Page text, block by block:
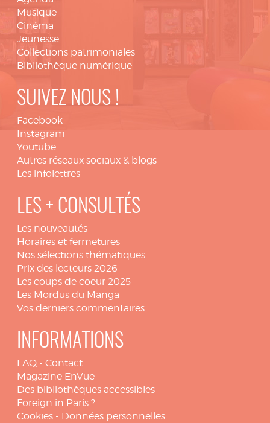
Musique
Cinéma
Jeunesse
Collections patrimoniales
Bibliothèque numérique
SUIVEZ NOUS !
Facebook
Instagram
Youtube
Autres réseaux sociaux & blogs
Les infolettres
LES + CONSULTÉS
Les nouveautés
Horaires et fermetures
Nos sélections thématiques
Prix des lecteurs 2026
Les coups de coeur 2025
Les Mordus du Manga
Vos derniers commentaires
INFORMATIONS
FAQ - Contact
Magazine EnVue
Des bibliothèques accessibles
Foreign in Paris ?
Cookies - Données personnelles